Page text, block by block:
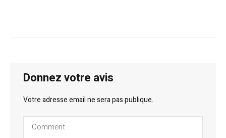
Donnez votre avis
Votre adresse email ne sera pas publique.